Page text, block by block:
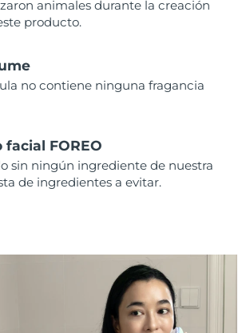
animales durante la creación
producto.
no contiene ninguna fragancia
facial FOREO
sin ningún ingrediente de nuestra
de ingredientes a evitar.
Entrega prevista11/8/26
Entrega prevista9/8/26
Entrega prevista11/8/26
Entrega prevista
Entrega prevista